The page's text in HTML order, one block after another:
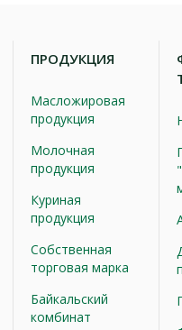
ПРОДУКЦИЯ
Масложировая
продукция
Молочная
продукция
Куриная
продукция
Собственная
торговая марка
Байкальский
комбинат